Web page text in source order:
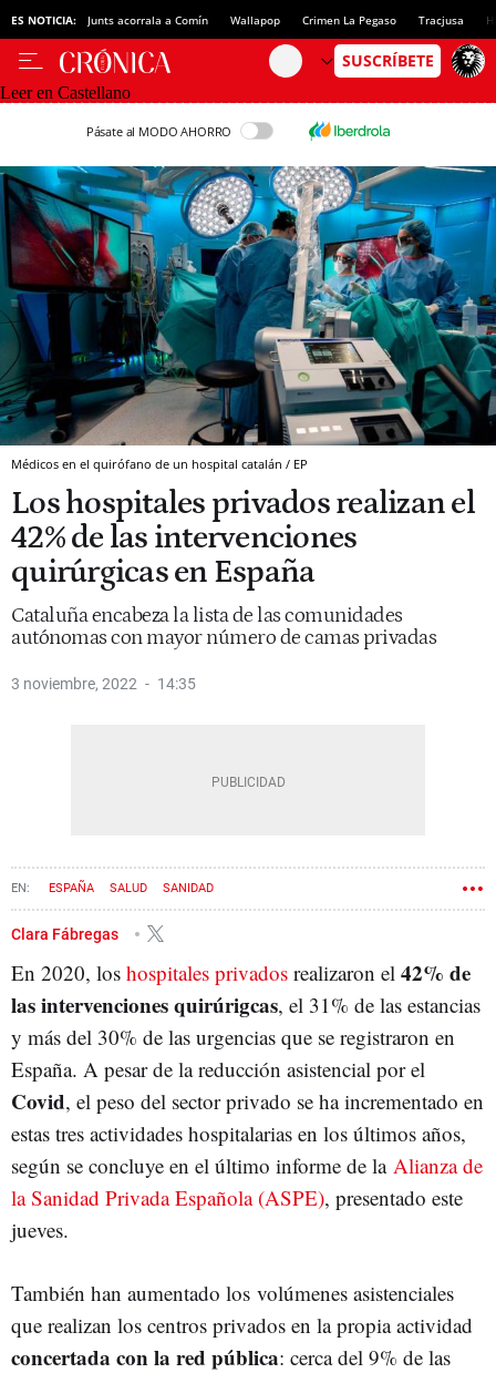
ES NOTICIA: Junts acorrala a Comín Wallapop Crimen La Pegaso Tracjusa
Leer en Castellano
Pásate al MODO AHORRO
Médicos en el quirófano de un hospital catalán / EP
Los hospitales privados realizan el
42% de las intervenciones
quirúrgicas en España
Cataluña encabeza la lista de las comunidades
autónomas con mayor número de camas privadas
3 noviembre, 2022 14:35
ESPAÑA SALUD SANIDAD
Clara Fábregas
En 2020, los hospitales privados realizaron el 42% de
las intervenciones quirúrigcas, el 31% de las estancias
y más del 30% de las urgencias que se registraron en
España. A pesar de la reducción asistencial por el
Covid, el peso del sector privado se ha incrementado en
estas tres actividades hospitalarias en los últimos años,
según se concluye en el último informe de la Alianza de
la Sanidad Privada Española (ASPE), presentado este
jueves.
También han aumentado los volúmenes asistenciales
que realizan los centros privados en la propia actividad
concertada con la red pública: cerca del 9% de las